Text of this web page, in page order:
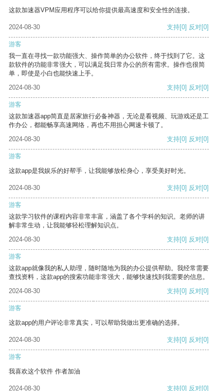
这款加速器VPM应用程序可以给你提供最高速度和安全性的连接。
2024-08-30 支持[0] 反对[0]
游客
我一直在寻找一款功能强大、操作简单的办公软件，终于找到了它。这
款软件的功能非常强大，可以满足我日常办公的所有需求。操作也很简
单，即使是小白也能快速上手。
2024-08-30
支持[0] 反对[0]
游客
这款加速器app简直是居家旅行必备神器，无论是看视频、玩游戏还是工
作办公，都能畅享高速网络，再也不用担心网速卡顿了。
2024-08-30
支持[0] 反对[0]
游客
这款app是我娱乐的好帮手，让我能够放松身心，享受美好时光。
2024-08-30 支持[0] 反对[0]
游客
这款学习软件的课程内容非常丰富，涵盖了各个学科的知识。老师的讲
解非常生动，让我能够轻松理解知识点。
2024-08-30
支持[0] 反对[0]
游客
这款app就像我的私人助理，随时随地为我的办公提供帮助。我经常需要
查找资料，这款app的搜索功能非常强大，能够快速找到我需要的信息。
2024-08-30
支持[0] 反对[0]
游客
这款app的用户评论非常真实，可以帮助我做出更准确的选择。
2024-08-30 支持[0] 反对[0]
游客
我喜欢这个软件 作者加油
2024-08-30 支持[0] 反对[0]